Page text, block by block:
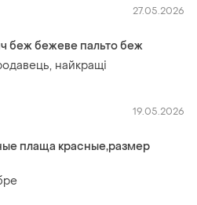
27.05.2026
беж бежеве пальто беж
найкращі
19.05.2026
плаща красные,размер